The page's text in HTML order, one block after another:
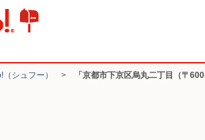
シュフー） > 「京都市下京区烏丸二丁目（〒